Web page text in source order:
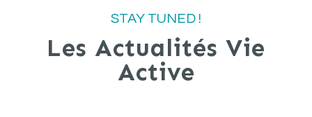
STAY TUNED !
Les Actualités Vie
Active